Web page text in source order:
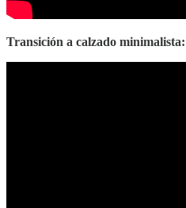
Transición a calzado minimalista: